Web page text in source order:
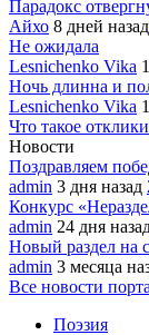
Парадокс
Айхо 8 дней назад
Не ожидала
Lesnichenko Vika
Ночь длинна и
Lesnichenko Vika
Что такое
Новости
Поздравляем
admin 3 дня назад
Конкурс
admin 24 дня
Новый раздел на
admin 3 месяца
Все новости
Поэзия